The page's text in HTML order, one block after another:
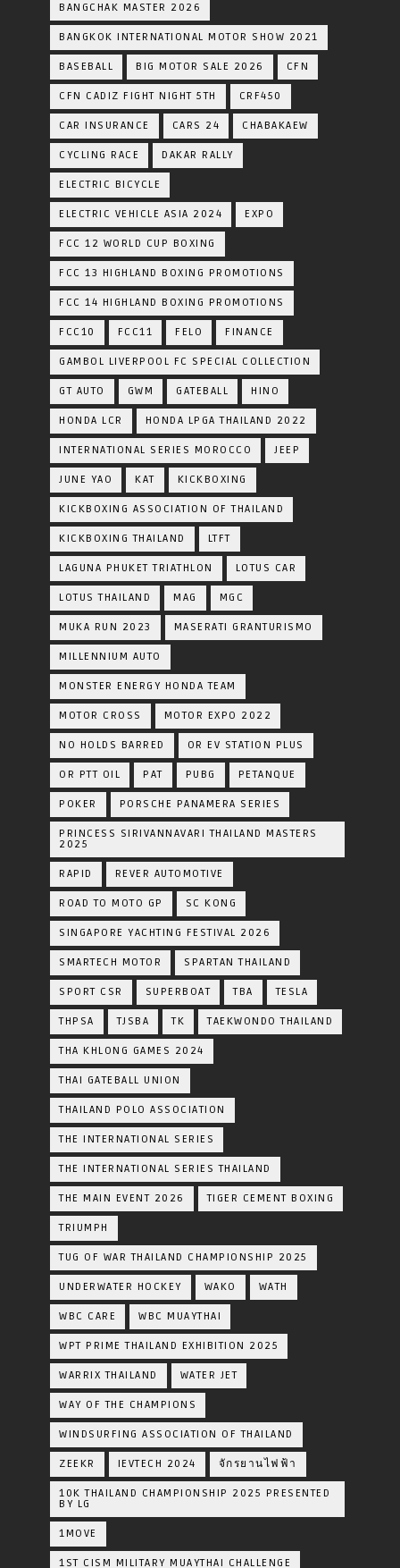
BANGCHAK MASTER 2026
BANGKOK INTERNATIONAL MOTOR SHOW 2021
BASEBALL BIG MOTOR SALE 2026 CFN
CFN CADIZ FIGHT NIGHT 5TH CRF450
CAR INSURANCE CARS 24 CHABAKAEW
CYCLING RACE DAKAR RALLY
ELECTRIC BICYCLE
ELECTRIC VEHICLE ASIA 2024 EXPO
FCC 12 WORLD CUP BOXING
FCC 13 HIGHLAND BOXING PROMOTIONS
FCC 14 HIGHLAND BOXING PROMOTIONS
FCC10 FCC11 FELO FINANCE
GAMBOL LIVERPOOL FC SPECIAL COLLECTION
GT AUTO GWM GATEBALL HINO
HONDA LCR HONDA LPGA THAILAND 2022
INTERNATIONAL SERIES MOROCCO JEEP
JUNE YAO KAT KICKBOXING
KICKBOXING ASSOCIATION OF THAILAND
KICKBOXING THAILAND LTFT
LAGUNA PHUKET TRIATHLON LOTUS CAR
LOTUS THAILAND MAG MGC
MUKA RUN 2023 MASERATI GRANTURISMO
MILLENNIUM AUTO
MONSTER ENERGY HONDA TEAM
MOTOR CROSS MOTOR EXPO 2022
NO HOLDS BARRED OR EV STATION PLUS
OR PTT OIL PAT PUBG PETANQUE
POKER PORSCHE PANAMERA SERIES
PRINCESS SIRIVANNAVARI THAILAND MASTERS
2025
RAPID REVER AUTOMOTIVE
ROAD TO MOTO GP SC KONG
SINGAPORE YACHTING FESTIVAL 2026
SMARTECH MOTOR SPARTAN THAILAND
SPORT CSR SUPERBOAT TBA TESLA
THPSA TJSBA TK TAEKWONDO THAILAND
THA KHLONG GAMES 2024
THAI GATEBALL UNION
THAILAND POLO ASSOCIATION
THE INTERNATIONAL SERIES
THE INTERNATIONAL SERIES THAILAND
THE MAIN EVENT 2026 TIGER CEMENT BOXING
TRIUMPH
TUG OF WAR THAILAND CHAMPIONSHIP 2025
UNDERWATER HOCKEY WAKO WATH
WBC CARE WBC MUAYTHAI
WPT PRIME THAILAND EXHIBITION 2025
WARRIX THAILAND WATER JET
WAY OF THE CHAMPIONS
WINDSURFING ASSOCIATION OF THAILAND
ZEEKR IEVTECH 2024 จักรยานไฟฟ้า
10K THAILAND CHAMPIONSHIP 2025 PRESENTED
BY LG
1MOVE
1ST CISM MILITARY MUAYTHAI CHALLENGE